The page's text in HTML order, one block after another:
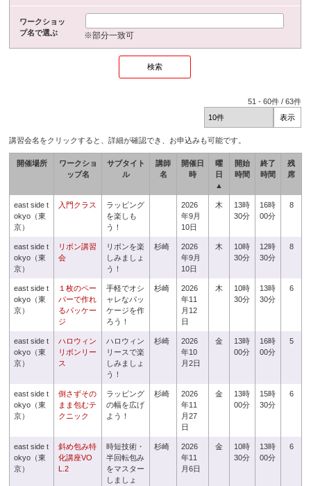
ワークショッ
プ名で選ぶ
※部分一致可
51 -60件 /63件
講習会名をクリックすると、詳細が確認でき、お申込みも可能です。
開催場所
ワークショ
ップ名
サブタイト
ル
講師
名
開催日
時
曜
日
▲
開始
時間
終了
時間
残
席
east side t
okyo（東
京）
入門クラス
ラッピング
を楽しも
う！
2026
年9月
10日
木
13時
30分
16時
00分
8
east side t
okyo（東
京）
リボン講習
会
リボンを楽
しみましょ
う！
杉崎
2026
年9月
10日
木
10時
30分
12時
30分
8
east side t
okyo（東
京）
１枚のペー
パーで作れ
るパッケー
ジ
手軽でオシ
ャレなパッ
ケージを作
ろう！
杉崎
2026
年11
月12
日
木
10時
30分
13時
30分
6
east side t
okyo（東
京）
ハロウィン
リボンリー
ス
ハロウィン
リースで楽
しみましょ
う！
杉崎
2026
年10
月2日
金
13時
00分
16時
00分
5
east side t
okyo（東
京）
倒さずその
まま包むテ
クニック
ラッピング
の幅を広げ
よう！
杉崎
2026
年11
月27
日
金
13時
00分
15時
30分
6
east side t
okyo（東
京）
斜め包み特
化講座VO
L.2
時短技術・
半回転包み
をマスター
しましょ
杉崎
2026
年11
月6日
金
10時
30分
13時
00分
6